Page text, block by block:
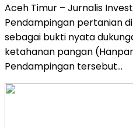
Aceh Timur – Jurnalis
Pendampingan pertanian
sebagai bukti nyata
ketahanan pangan
Pendampingan tersebut…